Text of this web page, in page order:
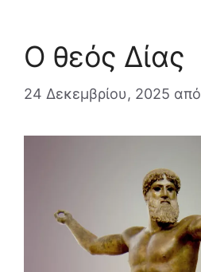
Ο θεός Δίας
24 Δεκεμβρίου, 2025 από